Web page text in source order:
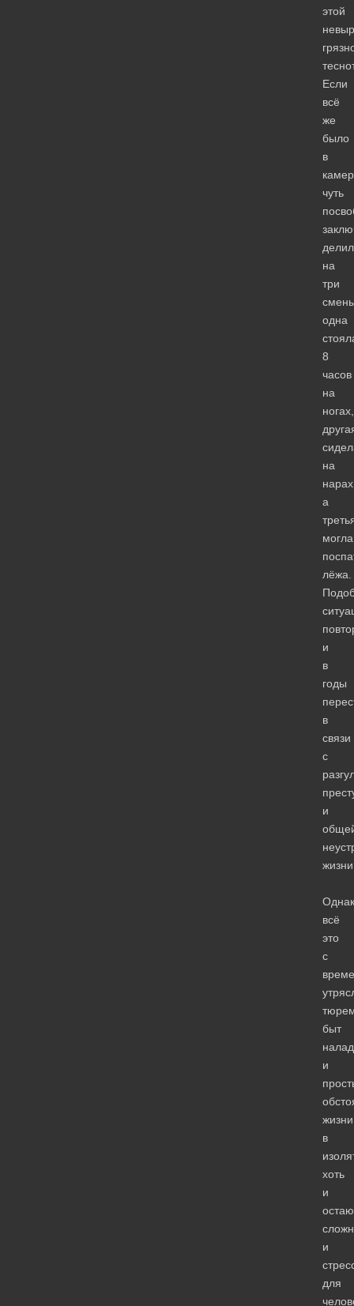
этой
Если
всё
же
было
в
чуть
на
три
одна
8
часов
на
ногах,
на
а
могла
лёжа.
и
в
годы
в
связи
с
и
всё
это
с
быт
и
жизни
в
хоть
и
и
для